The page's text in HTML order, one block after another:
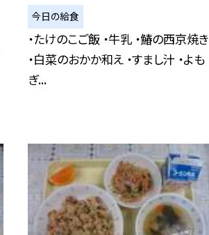
今日の給食
・たけのこご飯 ・牛乳 ・鰆の西京焼き
・白菜のおかか和え ・すまし汁 ・よも
ぎ...